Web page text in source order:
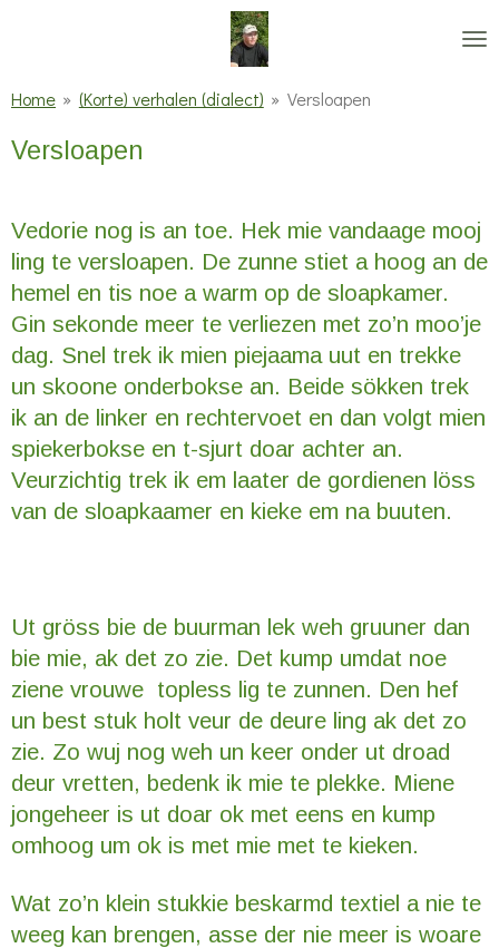
hoofdinhoud
Home » (Korte) verhalen (dialect) » Versloapen
Versloapen
Vedorie nog is an toe. Hek mie vandaage mooj
ling te versloapen. De zunne stiet a hoog an de
hemel en tis noe a warm op de sloapkamer.
Gin sekonde meer te verliezen met zo’n moo’je
dag. Snel trek ik mien piejaama uut en trekke
un skoone onderbokse an. Beide sökken trek
ik an de linker en rechtervoet en dan volgt mien
spiekerbokse en t-sjurt doar achter an.
Veurzichtig trek ik em laater de gordienen löss
van de sloapkaamer en kieke em na buuten.
Ut gröss bie de buurman lek weh gruuner dan
bie mie, ak det zo zie. Det kump umdat noe
ziene vrouwe topless lig te zunnen. Den hef
un best stuk holt veur de deure ling ak det zo
zie. Zo wuj nog weh un keer onder ut droad
deur vretten, bedenk ik mie te plekke. Miene
jongeheer is ut doar ok met eens en kump
omhoog um ok is met mie met te kieken.
Wat zo’n klein stukkie beskarmd textiel a nie te
weeg kan brengen, asse der nie meer is woare